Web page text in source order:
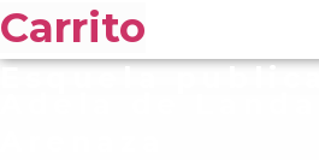
Carrito